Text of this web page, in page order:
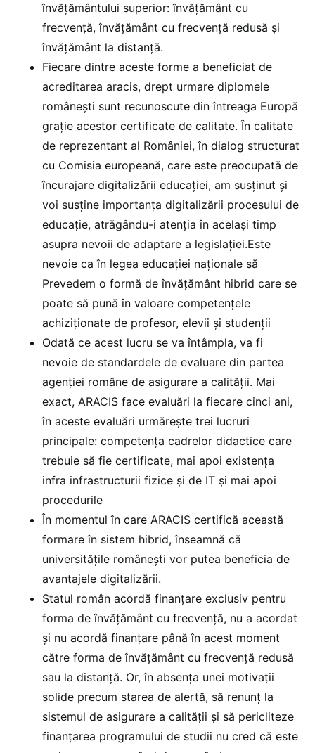
învățământului superior: învățământ cu
frecvență, învățământ cu frecvență redusă și
învățământ la distanță.
Fiecare dintre aceste forme a beneficiat de
acreditarea aracis, drept urmare diplomele
românești sunt recunoscute din întreaga Europă
grație acestor certificate de calitate. În calitate
de reprezentant al României, în dialog structurat
cu Comisia europeană, care este preocupată de
încurajare digitalizării educației, am susținut și
voi susține importanța digitalizării procesului de
educație, atrăgându-i atenția în același timp
asupra nevoii de adaptare a legislației.Este
nevoie ca în legea educației naționale să
Prevedem o formă de învățământ hibrid care se
poate să pună în valoare competențele
achiziționate de profesor, elevii și studenții
Odată ce acest lucru se va întâmpla, va fi
nevoie de standardele de evaluare din partea
agenției române de asigurare a calității. Mai
exact, ARACIS face evaluări la fiecare cinci ani,
în aceste evaluări urmărește trei lucruri
principale: competența cadrelor didactice care
trebuie să fie certificate, mai apoi existența
infra infrastructurii fizice și de IT și mai apoi
procedurile
În momentul în care ARACIS certifică această
formare în sistem hibrid, înseamnă că
universitățile românești vor putea beneficia de
avantajele digitalizării.
Statul român acordă finanțare exclusiv pentru
forma de învățământ cu frecvență, nu a acordat
și nu acordă finanțare până în acest moment
către forma de învățământ cu frecvență redusă
sau la distanță. Or, în absența unei motivații
solide precum starea de alertă, să renunț la
sistemul de asigurare a calității și să pericliteze
finanțarea programului de studii nu cred că este